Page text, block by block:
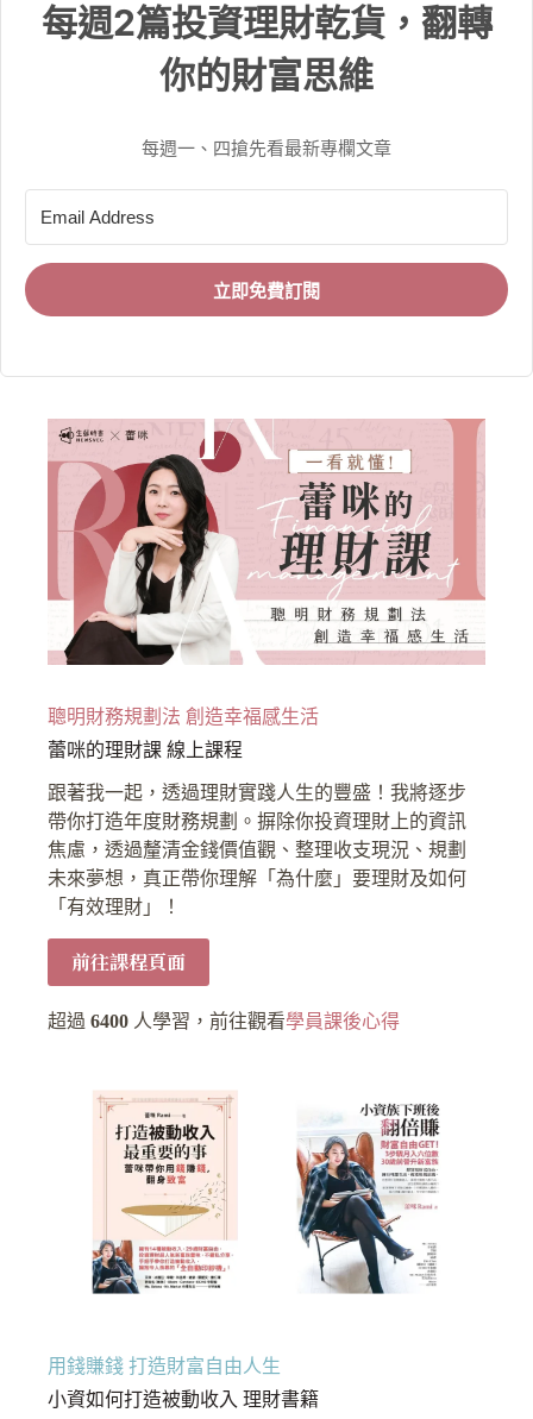
每週2篇投資理財乾貨，翻轉
你的財富思維
每週一、四搶先看最新專欄文章
立即免費訂閱
聰明財務規劃法 創造幸福感生活
蕾咪的理財課 線上課程
跟著我一起，透過理財實踐人生的豐盛！我將逐步
帶你打造年度財務規劃。摒除你投資理財上的資訊
焦慮，透過釐清金錢價值觀、整理收支現況、規劃
未來夢想，真正帶你理解「為什麼」要理財及如何
「有效理財」！
前往課程頁面
超過6400 人學習，前往觀看學員課後心得
用錢賺錢 打造財富自由人生
小資如何打造被動收入 理財書籍